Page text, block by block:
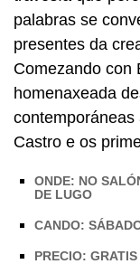
palabras se
presentes da
Comezando con
homenaxeada
Castro e os
ONDE: NO
DE LUGO
CANDO:
PRECIO: